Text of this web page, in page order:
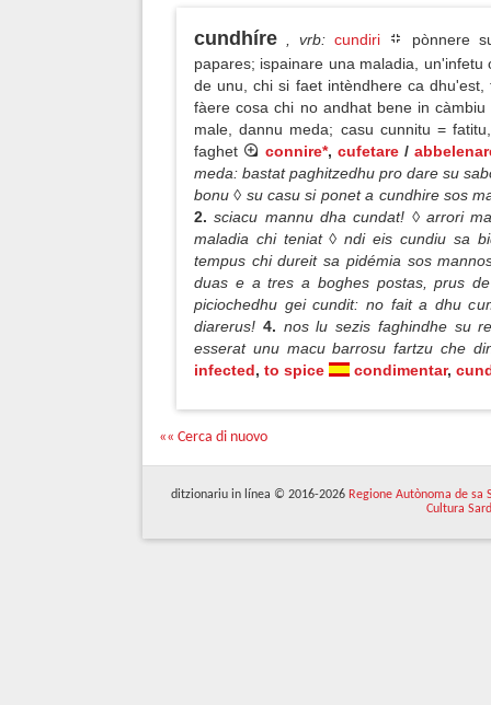
cundhíre , vrb: cundiri
pònnere
papares; ispainare una maladia,
de unu, chi si faet intèndhere ca
fàere cosa chi no andhat bene in
male, dannu meda; casu cunnitu =
faghet
connire*, cufetare /
meda: bastat paghitzedhu pro dare su
bonu ◊ su casu si ponet a cundhire sos
2.sciacu mannu dha cundat! ◊ arrori
maladia chi teniat ◊ ndi eis cundiu sa
tempus chi dureit sa pidémia sos
duas e a tres a boghes postas, prus
piciochedhu gei cundit: no fait a dhu
diarerus! 4. nos lu sezis faghindhe su
esserat unu macu barrosu fartzu che
infected, to spice condimentar,
«« Cerca di nuovo
ditzionariu in línea © 2016-2026 Regione Autònoma de sa
Cultura